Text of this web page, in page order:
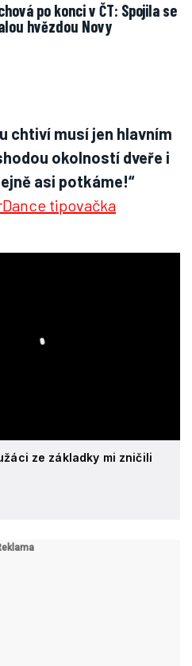
po konci v ČT: Spojila se
hvězdou Novy
chtiví musí jen hlavním
okolností dveře i
asi potkáme!“
ze základky mi zničili